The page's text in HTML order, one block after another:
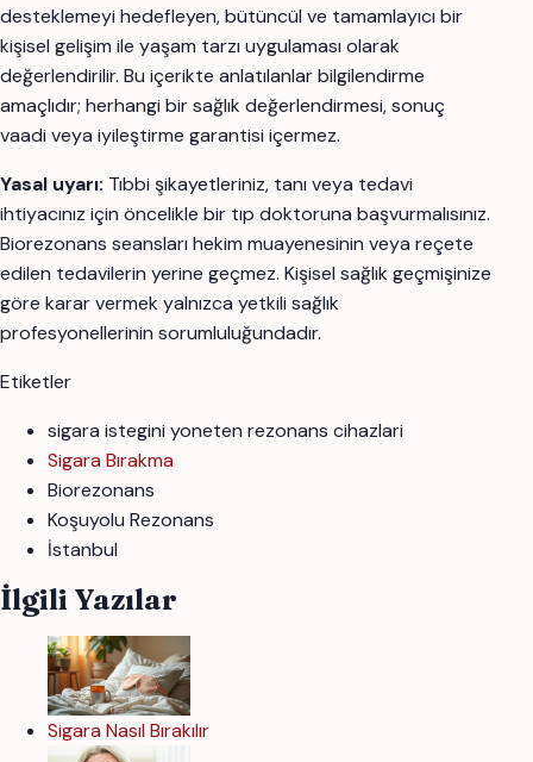
desteklemeyi hedefleyen, bütüncül ve tamamlayıcı bir
kişisel gelişim ile yaşam tarzı uygulaması olarak
değerlendirilir. Bu içerikte anlatılanlar bilgilendirme
amaçlıdır; herhangi bir sağlık değerlendirmesi, sonuç
vaadi veya iyileştirme garantisi içermez.
Yasal uyarı: Tıbbi şikayetleriniz, tanı veya tedavi
ihtiyacınız için öncelikle bir tıp doktoruna başvurmalısınız.
Biorezonans seansları hekim muayenesinin veya reçete
edilen tedavilerin yerine geçmez. Kişisel sağlık geçmişinize
göre karar vermek yalnızca yetkili sağlık
profesyonellerinin sorumluluğundadır.
Etiketler
sigara istegini yoneten rezonans cihazlari
Sigara Bırakma
Biorezonans
Koşuyolu Rezonans
İstanbul
İlgili Yazılar
Sigara Nasıl Bırakılır